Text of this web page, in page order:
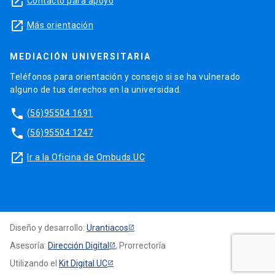
launch Más orientación
MEDIACIÓN UNIVERSITARIA
Teléfonos para orientación y consejo si se ha vulnerado
alguno de tus derechos en la universidad.
phone (56)95504 1691
phone (56)95504 1247
launch Ir a la Oficina de Ombuds UC
Diseño y desarrollo: Urantiacos
Asesoría: Dirección Digital
, Prorrectoría
Utilizando el Kit Digital UC